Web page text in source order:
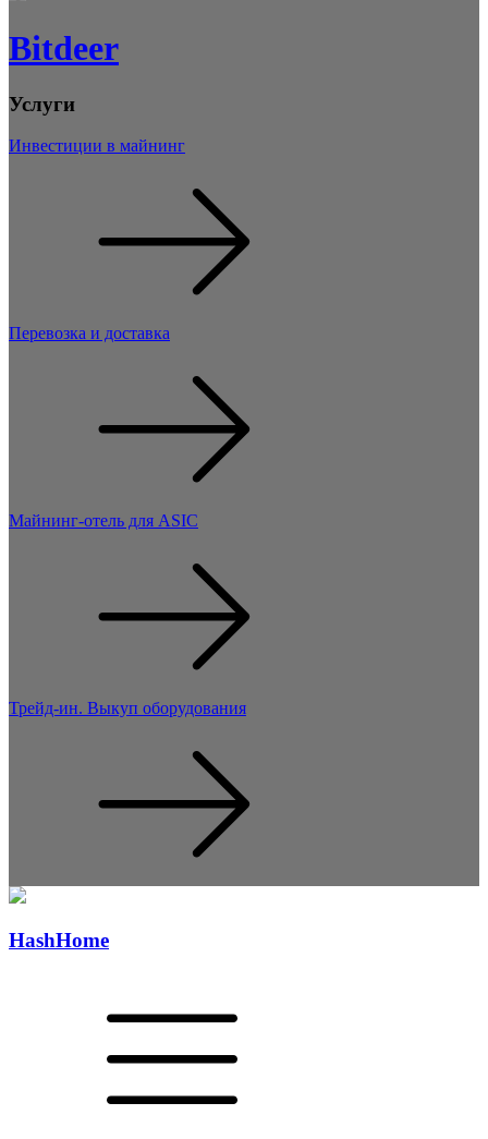
Bitdeer
Услуги
Инвестиции в майнинг
Перевозка и доставка
Майнинг-отель для ASIC
Трейд-ин. Выкуп оборудования
HashHome